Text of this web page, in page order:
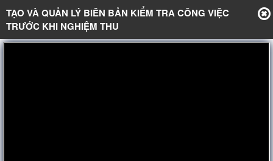
TẠO VÀ QUẢN LÝ BIÊN BẢN KIỂM TRA CÔNG VIỆC
TRƯỚC KHI NGHIỆM THU